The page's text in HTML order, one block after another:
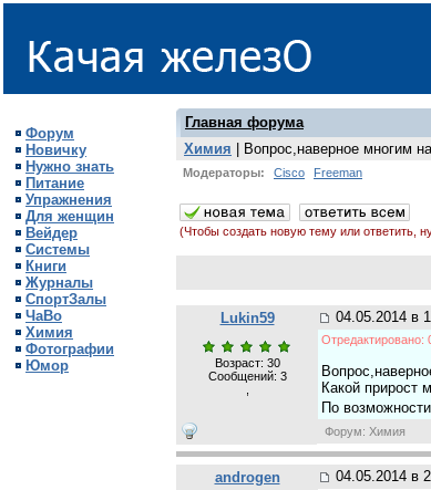
Форум
Новичку
Нужно знать
Питание
Упражнения
Для женщин
Вейдер
Системы
Книги
Журналы
СпортЗалы
ЧаВо
Химия
Фотографии
Юмор
Главная форума
Химия | Вопрос,наверное многим
Модераторы: Cisco Freeman
(Чтобы создать новую тему или ответить,
Lukin59 04.05.2014 в
Возраст: 30
Сообщений: 3
Отредактировано:
Какой прирост
По
Форум: Химия
androgen 04.05.2014 в